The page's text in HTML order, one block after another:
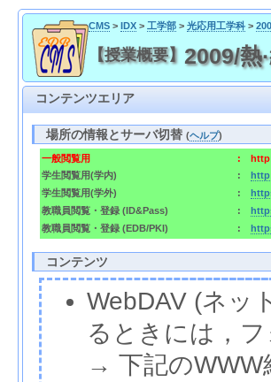
CMS> IDX> 工学部> 光応用工学科>
【授業概要】 2009/熱
コンテンツエリア
場所の情報とサーバ切替(ヘルプ)
一般閲覧用 :
学生閲覧用(学内)
:
学生閲覧用(学外)
:
教職員閲覧・登録 (ID&Pass)
:
教職員閲覧・登録 (EDB/PKI)
:
コンテンツ
WebDAV (ネッ
るときには，
→ 下記の